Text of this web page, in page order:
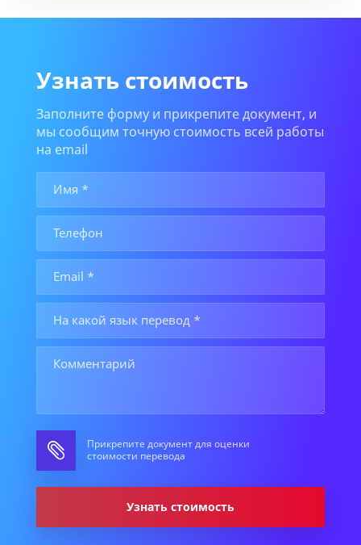
Узнать стоимость
Заполните форму и прикрепите документ, и
мы сообщим точную стоимость всей работы
на email
Прикрепите документ для оценки
стоимости перевода
Узнать стоимость